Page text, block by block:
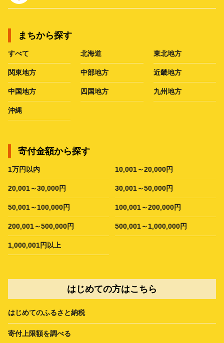
まちから探す
すべて 北海道 東北地方
関東地方 中部地方 近畿地方
中国地方 四国地方 九州地方
沖縄
寄付金額から探す
1万円以内 10,001～20,000円
20,001～30,000円 30,001～50,000円
50,001～100,000円 100,001～200,000円
200,001～500,000円 500,001～1,000,000円
1,000,001円以上
はじめての方はこちら
はじめてのふるさと納税
寄付上限額を調べる